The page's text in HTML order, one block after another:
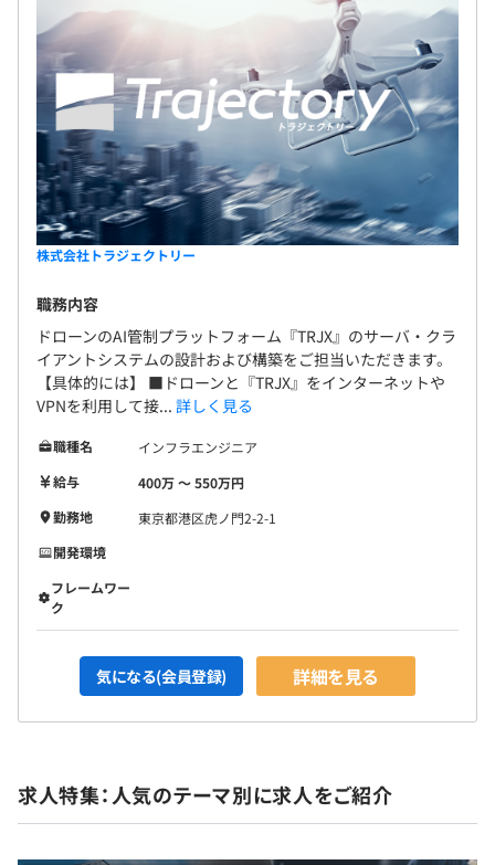
株式会社トラジェクトリー
職務内容
ドローンのAI管制プラットフォーム『TRJX』のサーバ・クラ
イアントシステムの設計および構築をご担当いただきます。
【具体的には】 ■ドローンと『TRJX』をインターネットや
VPNを利用して接... 詳しく見る
職種名
インフラエンジニア
給与
400万 〜 550万円
勤務地
東京都港区虎ノ門2-2-1
開発環境
フレームワー
ク
気になる(会員登録) 詳細を見る
求人特集：人気のテーマ別に求人をご紹介